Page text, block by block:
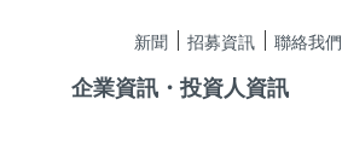
新聞 招募資訊 聯絡我們
企業資訊・投資人資訊